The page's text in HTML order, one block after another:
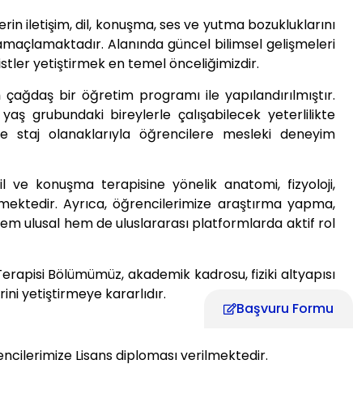
Başvuru Formu
iletişim, dil, konuşma, ses ve yutma bozukluklarını
Alanında güncel bilimsel gelişmeleri
yetiştirmek en temel önceliğimizdir.
bir öğretim programı ile yapılandırılmıştır.
grubundaki bireylerle çalışabilecek yeterlilikte
staj olanaklarıyla öğrencilere mesleki deneyim
ve konuşma terapisine yönelik anatomi, fizyoloji,
Ayrıca, öğrencilerimize araştırma yapma,
ulusal hem de uluslararası platformlarda aktif rol
Bölümümüz, akademik kadrosu, fiziki altyapısı
yetiştirmeye kararlıdır.
Lisans diploması verilmektedir.